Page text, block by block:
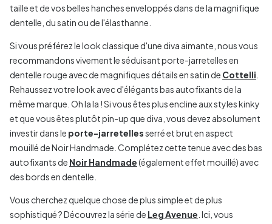
taille et de vos belles hanches enveloppés dans de la magnifique
dentelle, du satin ou de l'élasthanne.
Si vous préférez le look classique d'une diva aimante, nous vous
recommandons vivement le séduisant porte-jarretelles en
dentelle rouge avec de magnifiques détails en satin de Cottelli
Rehaussez votre look avec d'élégants bas autofixants de la
même marque. Oh la la ! Si vous êtes plus encline aux styles kinky
et que vous êtes plutôt pin-up que diva, vous devez absolument
investir dans le porte-jarretellesserré et brut en aspect
mouillé de Noir Handmade. Complétez cette tenue avec des bas
autofixants de Noir Handmade(également effet mouillé) avec
des bords en dentelle.
Vous cherchez quelque chose de plus simple et de plus
sophistiqué ? Découvrez la série de Leg Avenue . Ici, vous